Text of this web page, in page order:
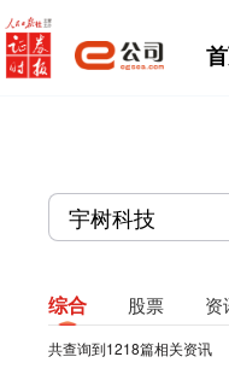
综合 股票 资
共查询到1218篇相关资讯